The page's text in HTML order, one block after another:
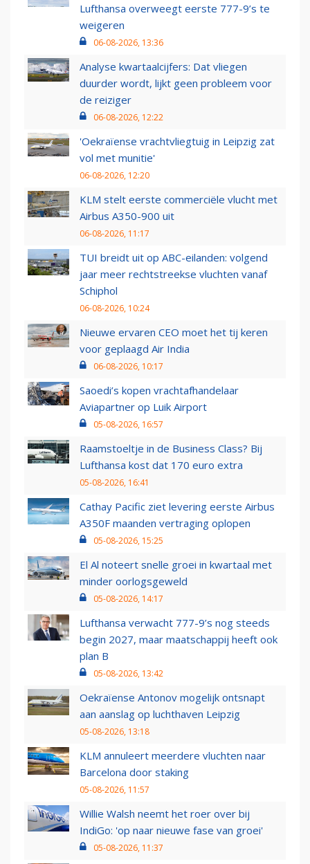
Lufthansa overweegt eerste 777-9’s te
weigeren
06-08-2026, 13:36
Analyse kwartaalcijfers: Dat vliegen
duurder wordt, lijkt geen probleem voor
de reiziger
06-08-2026, 12:22
'Oekraïense vrachtvliegtuig in Leipzig zat
vol met munitie'
06-08-2026, 12:20
KLM stelt eerste commerciële vlucht met
Airbus A350-900 uit
06-08-2026, 11:17
TUI breidt uit op ABC-eilanden: volgend
jaar meer rechtstreekse vluchten vanaf
Schiphol
06-08-2026, 10:24
Nieuwe ervaren CEO moet het tij keren
voor geplaagd Air India
06-08-2026, 10:17
Saoedi’s kopen vrachtafhandelaar
Aviapartner op Luik Airport
05-08-2026, 16:57
Raamstoeltje in de Business Class? Bij
Lufthansa kost dat 170 euro extra
05-08-2026, 16:41
Cathay Pacific ziet levering eerste Airbus
A350F maanden vertraging oplopen
05-08-2026, 15:25
El Al noteert snelle groei in kwartaal met
minder oorlogsgeweld
05-08-2026, 14:17
Lufthansa verwacht 777-9’s nog steeds
begin 2027, maar maatschappij heeft ook
plan B
05-08-2026, 13:42
Oekraïense Antonov mogelijk ontsnapt
aan aanslag op luchthaven Leipzig
05-08-2026, 13:18
KLM annuleert meerdere vluchten naar
Barcelona door staking
05-08-2026, 11:57
Willie Walsh neemt het roer over bij
IndiGo: 'op naar nieuwe fase van groei'
05-08-2026, 11:37